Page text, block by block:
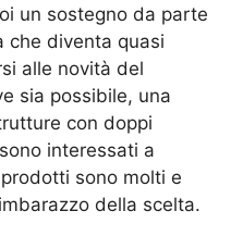
un sostegno da parte
che diventa quasi
alle novità del
sia possibile, una
con doppi
interessati a
sono molti e
della scelta.